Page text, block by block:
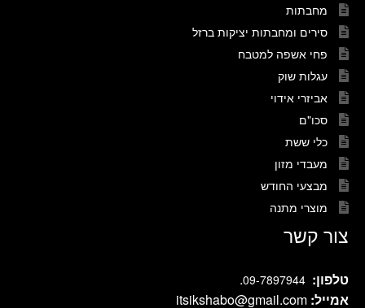
מחבתות
סירים ומחבתות יציקות ברזל
פחי אשפה למטבח
עגלות שוק
אביזרי אידוי
סכו"ם
כלי ששת
מעבדי מזון
מבצעי החודש
מוצרי מתנה
צור קשר
טלפון: 09-7897944
.
אמייל: itsikshabo@gmail.com